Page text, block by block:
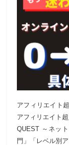
アフィリエイト
アフィリエイト
QUEST ～ネッ
門」「レベル別